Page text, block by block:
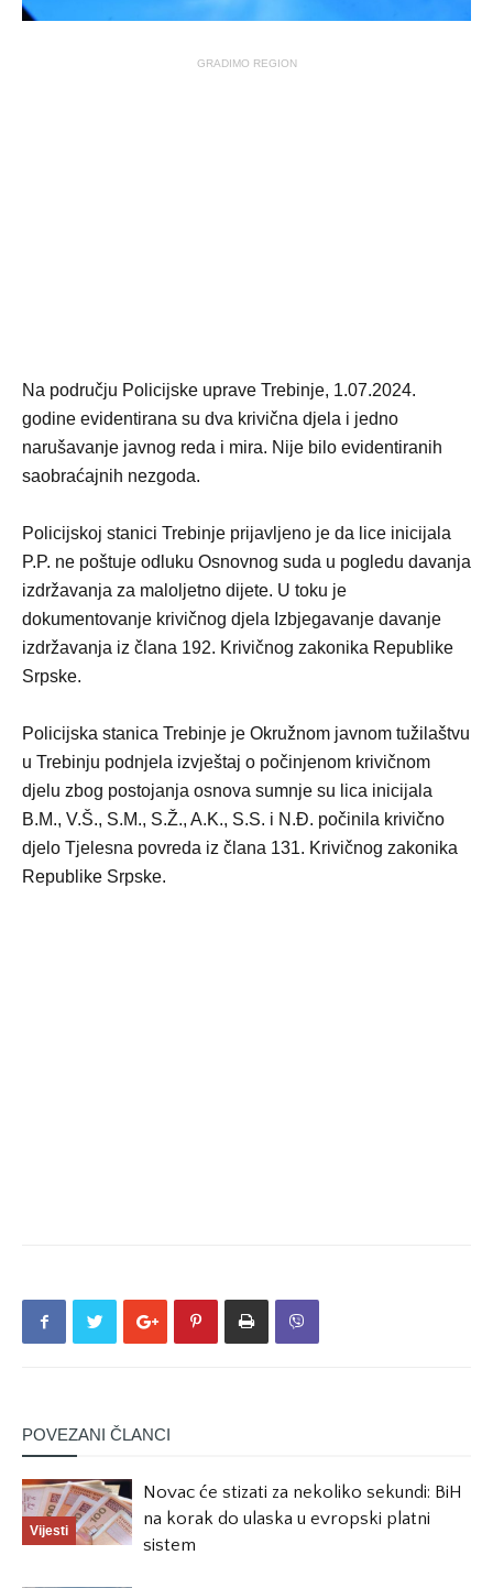
GRADIMO REGION
Na području Policijske uprave Trebinje, 1.07.2024.
godine evidentirana su dva krivična djela i jedno
narušavanje javnog reda i mira. Nije bilo evidentiranih
saobraćajnih nezgoda.
Policijskoj stanici Trebinje prijavljeno je da lice inicijala
P.P. ne poštuje odluku Osnovnog suda u pogledu davanja
izdržavanja za maloljetno dijete. U toku je
dokumentovanje krivičnog djela Izbjegavanje davanje
izdržavanja iz člana 192. Krivičnog zakonika Republike
Srpske.
Policijska stanica Trebinje je Okružnom javnom tužilaštvu
u Trebinju podnjela izvještaj o počinjenom krivičnom
djelu zbog postojanja osnova sumnje su lica inicijala
B.M., V.Š., S.M., S.Ž., A.K., S.S. i N.Đ. počinila krivično
djelo Tjelesna povreda iz člana 131. Krivičnog zakonika
Republike Srpske.
POVEZANI ČLANCI
Vijesti
Novac će stizati za nekoliko sekundi: BiH
na korak do ulaska u evropski platni
sistem